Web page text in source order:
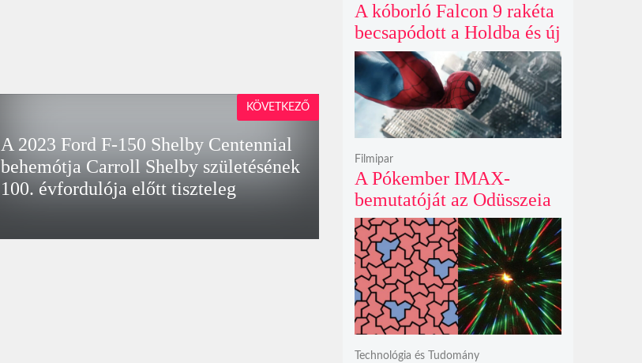
A 2023 Ford F-150 Shelby Centennial
behemótja Carroll Shelby születésének
100. évfordulója előtt tiszteleg
KÖVETKEZŐ
A kóborló Falcon 9 rakéta
becsapódott a Holdba és új
krátert hagyott maga után
A Pókember IMAX-
bemutatóját az Odüsszeia
exkluzív vetítési
időszakának lejárta hozza
el
Filmipar
Technológia és Tudomány